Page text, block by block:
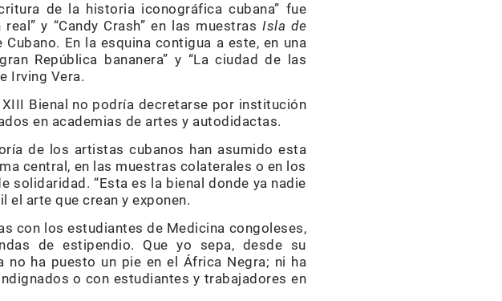
de la historia iconográfica cubana” fue
y “Candy Crash” en las muestrasIsla de
En la esquina contigua a este, en una
República bananera” y “La ciudad de las
Irving Vera.
Bienal no podría decretarse por institución
en academias de artes y autodidactas.
de los artistas cubanos han asumido esta
central, en las muestras colaterales o en los
“Esta es la bienal donde ya nadie
el arte que crean y exponen.
con los estudiantes de Medicina congoleses,
de estipendio. Que yo sepa, desde su
no ha puesto un pie en el África Negra; ni ha
o con estudiantes y trabajadores en